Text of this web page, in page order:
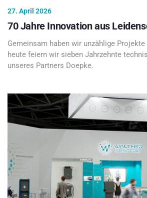
27. April 2026
70 Jahre Innovation aus
Gemeinsam haben wir unzählige
heute feiern wir sieben Jahrzehnte
unseres Partners Doepke.